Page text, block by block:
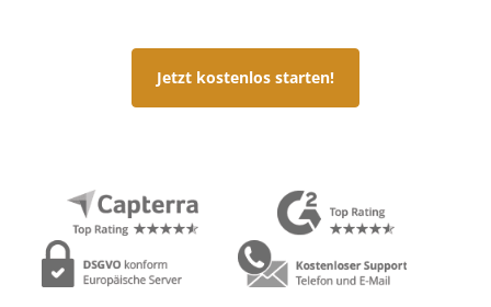
Jetzt kostenlos starten!